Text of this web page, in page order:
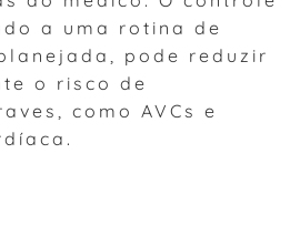
a uma rotina de
pode reduzir
o risco de
como AVCs e